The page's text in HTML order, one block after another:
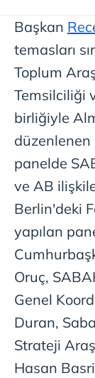
Başkan
temasları
Toplum
Temsilciliği
birliğiyle
panelde
ve AB
Berlin'deki
yapılan
Oruç,
Genel
Duran,
Strateji
Hasan